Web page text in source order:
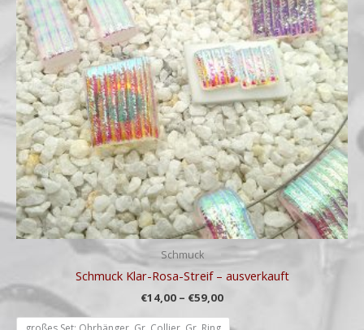
Schmuck
Schmuck Klar-Rosa-Streif – ausverkauft
€14,00 – €59,00